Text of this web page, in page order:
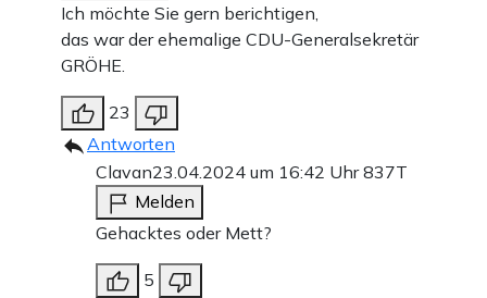
Ich möchte Sie gern berichtigen,
das war der ehemalige CDU-Generalsekretär
GRÖHE.
23
Antworten
Clavan23.04.2024 um 16:42 Uhr837T
Melden
Gehacktes oder Mett?
5